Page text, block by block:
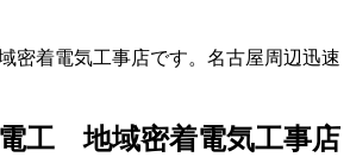
密着電気工事店です。名古屋周辺迅速
工 地域密着電気工事店